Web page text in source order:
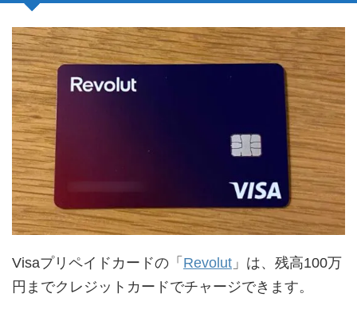
Visaプリペイドカードの「 Revolut 」は、残高100万
円までクレジットカードでチャージできます。